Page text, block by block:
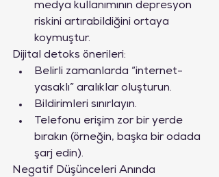
medya kullanımının depresyon
riskini artırabildiğini ortaya
koymuştur.
Dijital detoks önerileri:
Belirli zamanlarda “internet-
yasaklı” aralıklar oluşturun.
Bildirimleri sınırlayın.
Telefonu erişim zor bir yerde
bırakın (örneğin, başka bir odada
şarj edin).
Negatif Düşünceleri Anında